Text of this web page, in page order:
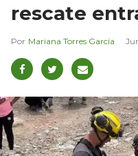
rescate
Mariana Torres García